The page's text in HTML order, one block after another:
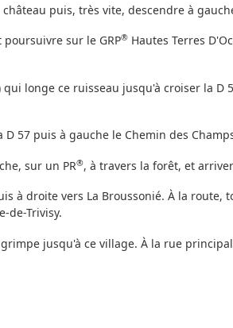
puis, très vite, descendre à
sur le GRP®Hautes Terres
qui longe ce ruisseau jusqu'à croiser la D
57 puis à gauche le Chemin des
sur un PR®, à travers la forêt, et
à droite vers La Broussonié. À la route,
de-Trivisy.
jusqu'à ce village. À la rue